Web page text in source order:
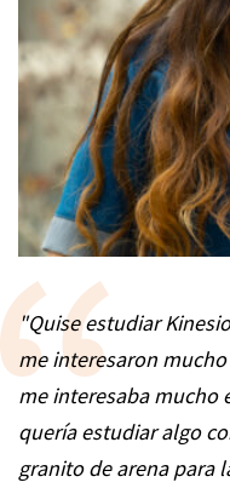
"Quise estudiar
me interesaron
me interesaba mucho
quería estudiar algo
granito de arena para